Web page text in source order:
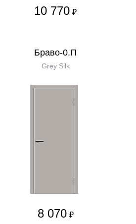
10 770 ₽
Браво-0.П
Grey Silk
8 070 ₽